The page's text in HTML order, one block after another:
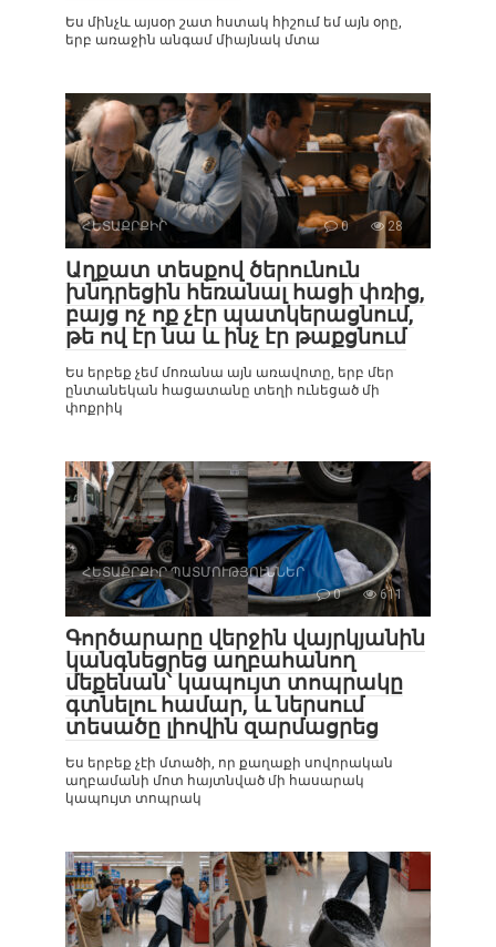
Ես մինչև այսօր շատ հստակ հիշում եմ այն օրը,
երբ առաջին անգամ միայնակ մտա
ՀԵՏԱՔՐՔԻՐ 0 28
Աղքատ տեսքով ծերունուն
խնդրեցին հեռանալ հացի փռից,
բայց ոչ ոք չէր պատկերացնում,
թե ով էր նա և ինչ էր թաքցնում
Ես երբեք չեմ մոռանա այն առավոտը, երբ մեր
ընտանեկան հացատանը տեղի ունեցած մի
փոքրիկ
ՀԵՏԱՔՐՔԻՐ ՊԱՏՄՈՒԹՅՈՒՆՆԵՐ
0
611
Գործարարը վերջին վայրկյանին
կանգնեցրեց աղբահանող
մեքենան՝ կապույտ տոպրակը
գտնելու համար, և ներսում
տեսածը լիովին զարմացրեց
Ես երբեք չէի մտածի, որ քաղաքի սովորական
աղբամանի մոտ հայտնված մի հասարակ
կապույտ տոպրակ